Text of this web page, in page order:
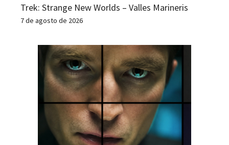
Trek: Strange New Worlds – Valles Marineris
7 de agosto de 2026